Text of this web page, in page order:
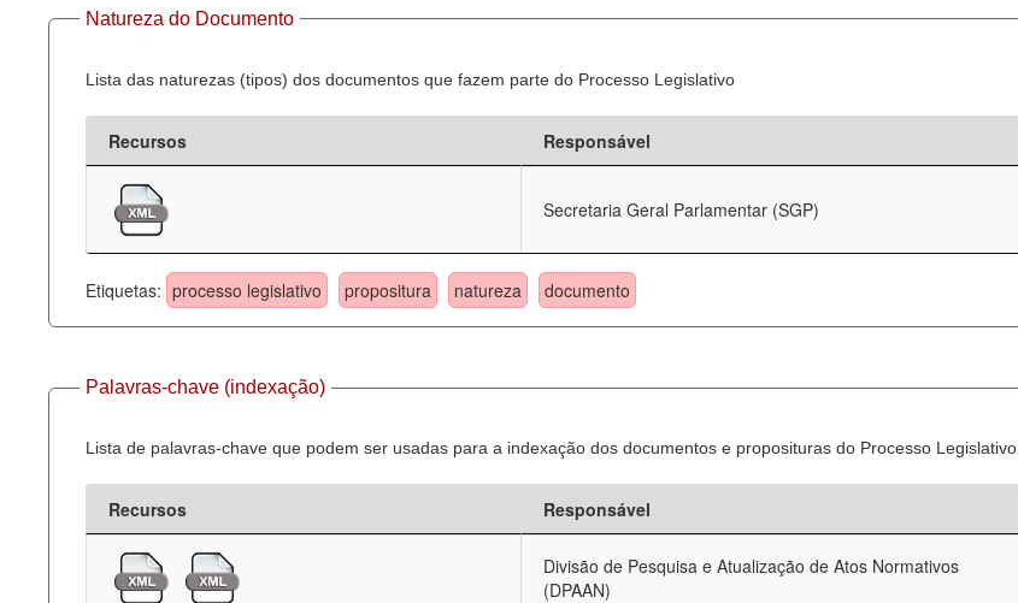
Natureza do Documento
Lista das naturezas (tipos) dos documentos que fazem parte do Processo Legislativo
Recursos Responsável
Secretaria Geral Parlamentar (SGP)
Etiquetas: processo legislativo propositura natureza documento
Palavras-chave (indexação)
Lista de palavras-chave que podem ser usadas para a indexação dos documentos e proposituras do Processo Legislativo.
Recursos Responsável
Divisão de Pesquisa e Atualização de Atos Normativos
(DPAAN)